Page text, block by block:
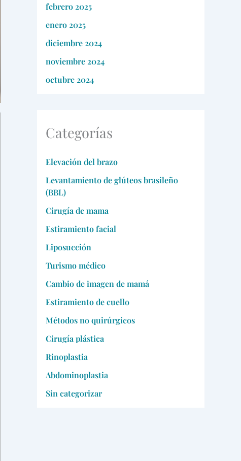
febrero 2025
enero 2025
diciembre 2024
noviembre 2024
octubre 2024
Categorías
Elevación del brazo
Levantamiento de glúteos brasileño
(BBL)
Cirugía de mama
Estiramiento facial
Liposucción
Turismo médico
Cambio de imagen de mamá
Estiramiento de cuello
Métodos no quirúrgicos
Cirugía plástica
Rinoplastia
Abdominoplastia
Sin categorizar